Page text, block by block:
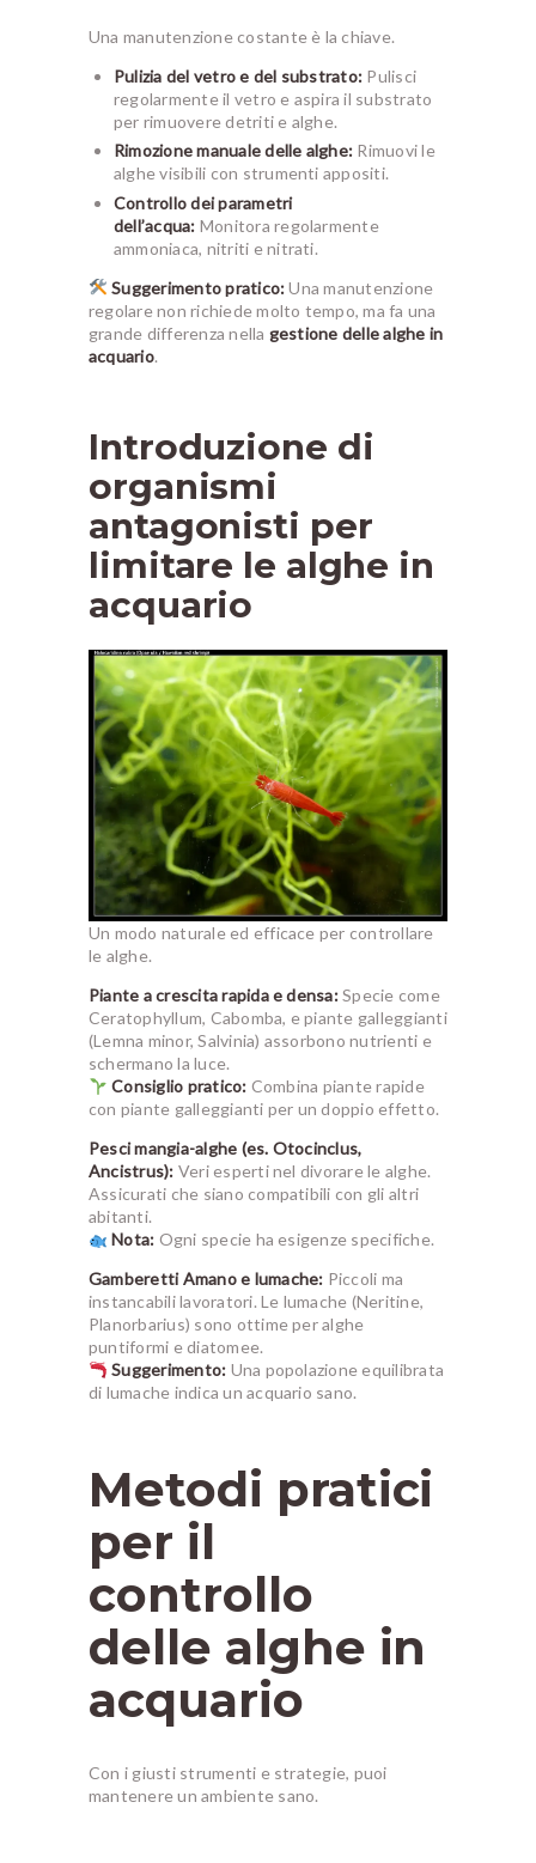
Una manutenzione costante è la chiave.
Pulizia del vetro e del substrato: Pulisci
regolarmente il vetro e aspira il substrato
per rimuovere detriti e alghe.
Rimozione manuale delle alghe: Rimuovi le
alghe visibili con strumenti appositi.
Controllo dei parametri
dell’acqua: Monitora regolarmente
ammoniaca, nitriti e nitrati.
Suggerimento pratico:Una manutenzione
regolare non richiede molto tempo, ma fa una
grande differenza nella gestione delle alghe in
acquario.
Introduzione di
organismi
antagonisti per
limitare le alghe in
acquario
Un modo naturale ed efficace per controllare
le alghe.
Piante a crescita rapida e densa:Specie come
Ceratophyllum, Cabomba, e piante galleggianti
(Lemna minor, Salvinia) assorbono nutrienti e
schermano la luce.
Consiglio pratico: Combina piante rapide
con piante galleggianti per un doppio effetto.
Pesci mangia-alghe (es. Otocinclus,
Ancistrus): Veri esperti nel divorare le alghe.
Assicurati che siano compatibili con gli altri
abitanti.
Nota: Ogni specie ha esigenze specifiche.
Gamberetti Amano e lumache: Piccoli ma
instancabili lavoratori. Le lumache (Neritine,
Planorbarius) sono ottime per alghe
puntiformi e diatomee.
Suggerimento: Una popolazione equilibrata
di lumache indica un acquario sano.
Metodi pratici
per il
controllo
delle alghe in
acquario
Con i giusti strumenti e strategie, puoi
mantenere un ambiente sano.